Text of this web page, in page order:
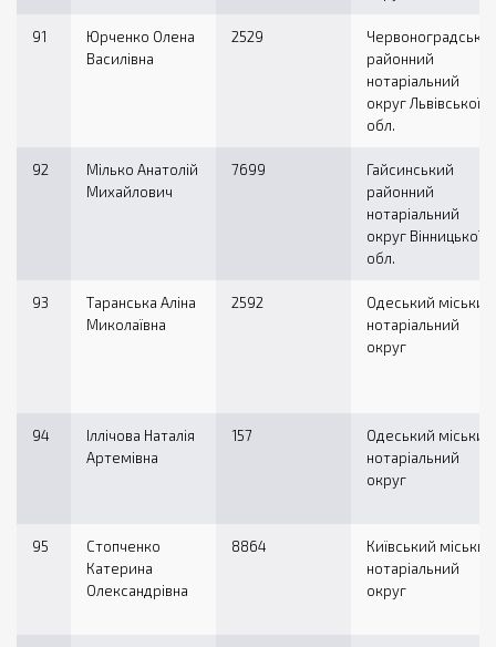
91
Юрченко Олена
Василівна
2529
районний
нотаріальний
округ Львівської
обл.
92
Мілько Анатолій
Михайлович
7699
Гайсинський
районний
нотаріальний
округ Вінницької
обл.
93
Таранська Аліна
Миколаївна
2592
Одеський міський
нотаріальний
округ
94
Іллічова Наталія
Артемівна
157
Одеський міський
нотаріальний
округ
95
Стопченко
Катерина
Олександрівна
8864
Київський міський
нотаріальний
округ